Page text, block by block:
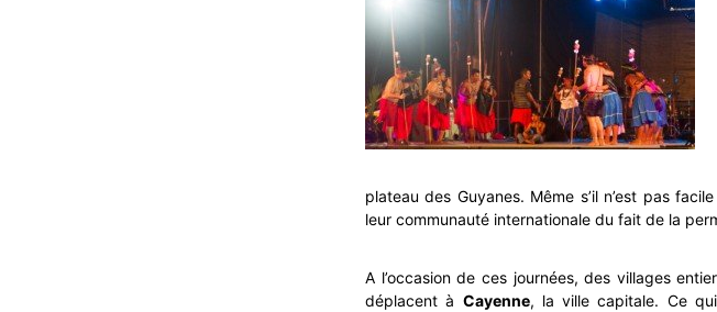
plateau des Guyanes. Même s’il n’est pas
leur communauté internationale du fait de la
A l’occasion de ces journées, des villages
déplacent à Cayenne, la ville capitale. Ce